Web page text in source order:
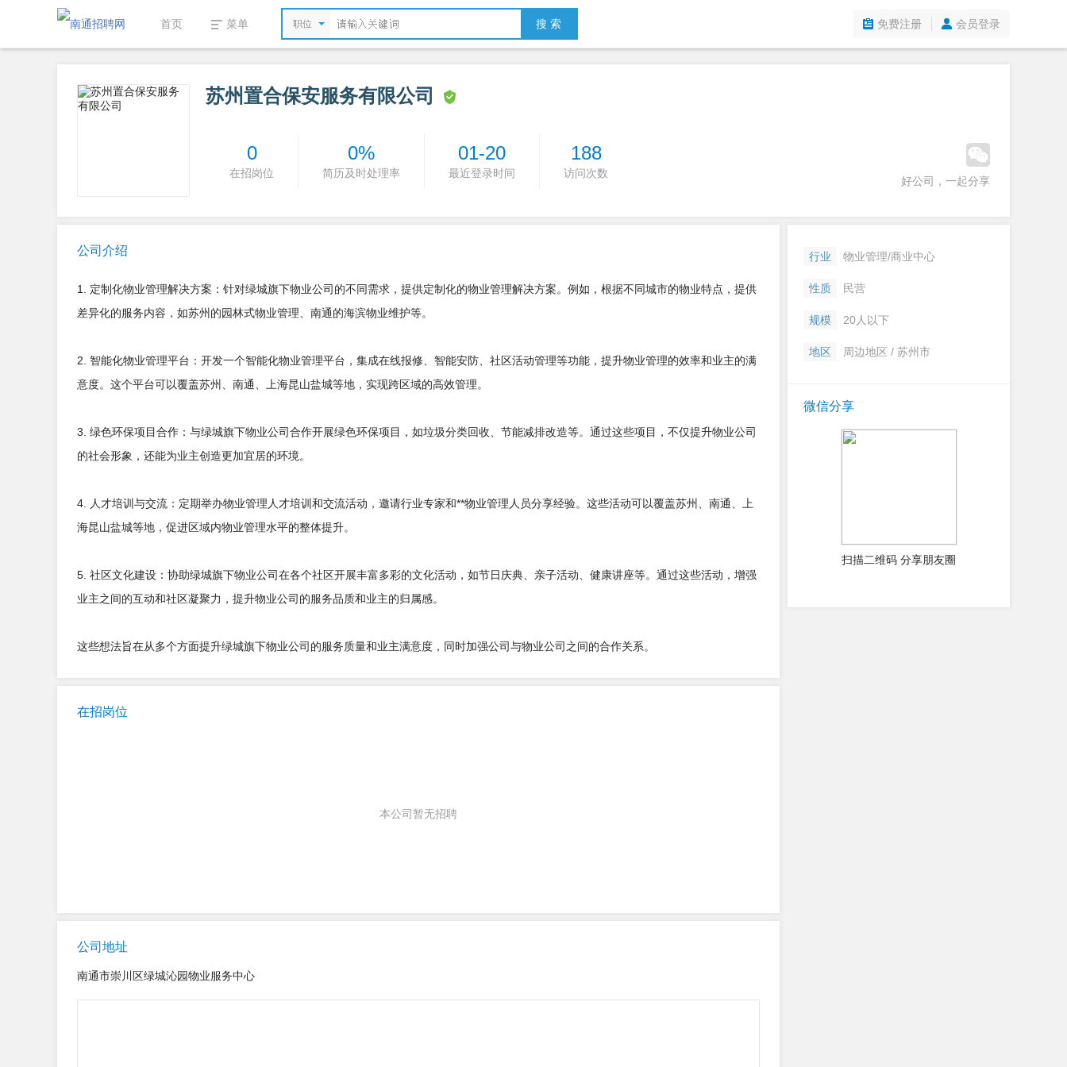
首页 菜单 职位 搜 索 免费注册 会员登录
苏州置合保安服务有限公司
0
在招岗位
0%
简历及时处理率
01-20
最近登录时间
188
访问次数
好公司，一起分享
公司介绍
1. 定制化物业管理解决方案：针对绿城旗下物业公司的不同需求，提供定制化的物业管理解决方案。例如，根据不同城市的物业特点，提供
差异化的服务内容，如苏州的园林式物业管理、南通的海滨物业维护等。
2. 智能化物业管理平台：开发一个智能化物业管理平台，集成在线报修、智能安防、社区活动管理等功能，提升物业管理的效率和业主的满
意度。这个平台可以覆盖苏州、南通、上海昆山盐城等地，实现跨区域的高效管理。
3. 绿色环保项目合作：与绿城旗下物业公司合作开展绿色环保项目，如垃圾分类回收、节能减排改造等。通过这些项目，不仅提升物业公司
的社会形象，还能为业主创造更加宜居的环境。
4. 人才培训与交流：定期举办物业管理人才培训和交流活动，邀请行业专家和**物业管理人员分享经验。这些活动可以覆盖苏州、南通、上
海昆山盐城等地，促进区域内物业管理水平的整体提升。
5. 社区文化建设：协助绿城旗下物业公司在各个社区开展丰富多彩的文化活动，如节日庆典、亲子活动、健康讲座等。通过这些活动，增强
业主之间的互动和社区凝聚力，提升物业公司的服务品质和业主的归属感。
这些想法旨在从多个方面提升绿城旗下物业公司的服务质量和业主满意度，同时加强公司与物业公司之间的合作关系。
在招岗位
本公司暂无招聘
公司地址
南通市崇川区绿城沁园物业服务中心
行业 物业管理/商业中心
性质 民营
规模 20人以下
地区 周边地区 / 苏州市
微信分享
扫描二维码 分享朋友圈